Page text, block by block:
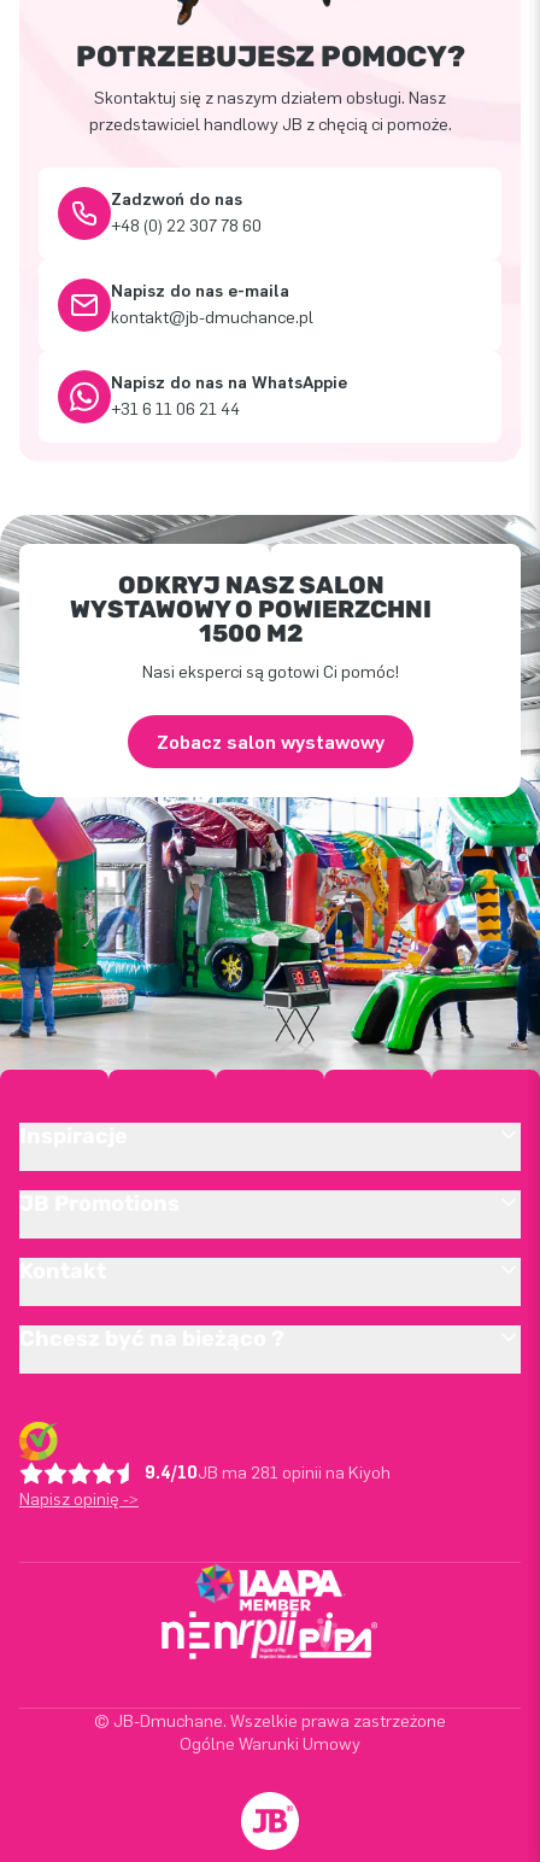
POTRZEBUJESZ POMOCY?
Skontaktuj się z naszym działem obsługi. Nasz
przedstawiciel handlowy JB z chęcią ci pomoże.
Zadzwoń do nas
+48 (0) 22 307 78 60
Napisz do nas e-maila
kontakt@jb-dmuchance.pl
Napisz do nas na WhatsAppie
+31 6 11 06 21 44
ODKRYJ NASZ SALON
WYSTAWOWY O POWIERZCHNI
1500 M2
Nasi eksperci są gotowi Ci pomóc!
Zobacz salon wystawowy
9.4/10JB ma 281 opinii na Kiyoh
Napisz opinię ->
© JB-Dmuchane. Wszelkie prawa zastrzeżone
Ogólne Warunki Umowy